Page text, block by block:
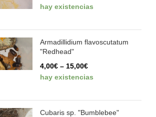
hay existencias
Armadillidium flavoscutatum
"Redhead"
4,00€ – 15,00€
hay existencias
Cubaris sp. "Bumblebee"